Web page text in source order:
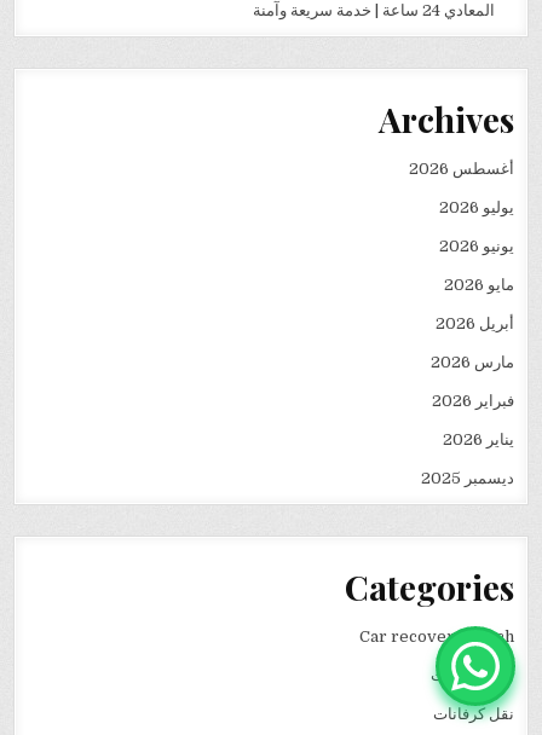
المعادي 24 ساعة | خدمة سريعة وآمنة
Archives
أغسطس 2026
يوليو 2026
يونيو 2026
مايو 2026
أبريل 2026
مارس 2026
فبراير 2026
يناير 2026
ديسمبر 2025
Categories
Car recovery winch
انقاذ سيارات
نقل كرفانات